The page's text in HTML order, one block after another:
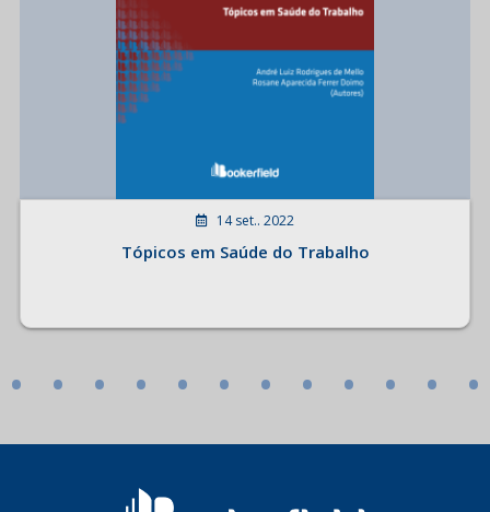
14 set.. 2022
Tópicos em Saúde do Trabalho
• • • • • • • • • • • •